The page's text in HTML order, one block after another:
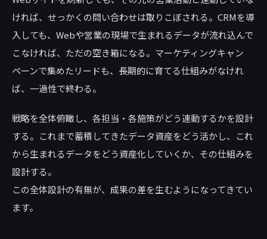
ければ、せっかくの問い合わせは取りこぼされる。CRMを導
入しても、Webや営業の現場で生まれるデータが流れ込んで
こなければ、ただの空き箱になる。マーケティングキャン
ペーンで集めたリードも、長期的に育てる仕組みがなけれ
ば、一過性で終わる。
戦略を全体俯瞰し、各担当・各施策がどう連動するかを設計
する。これまで蓄積してきたデータ資産をどう活かし、これ
から生まれるデータをどう資産化していくか、その仕組みを
設計する。
この全体設計の有無が、成果の差を生むようになってきてい
ます。